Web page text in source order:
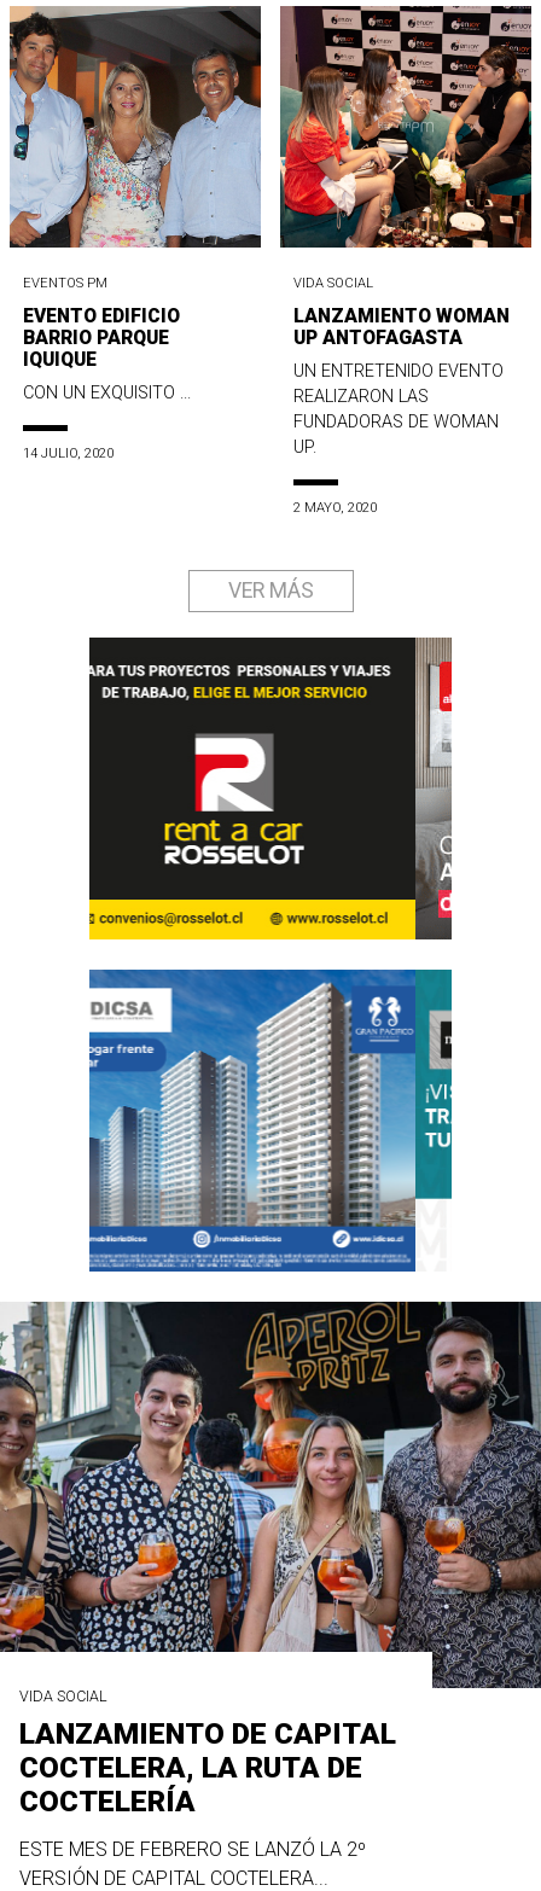
EVENTOS PM
EVENTO EDIFICIO
BARRIO PARQUE
IQUIQUE
CON UN EXQUISITO ...
14 JULIO, 2020
VIDA SOCIAL
LANZAMIENTO WOMAN
UP ANTOFAGASTA
UN ENTRETENIDO EVENTO
REALIZARON LAS
FUNDADORAS DE WOMAN
UP.
2 MAYO, 2020
VER MÁS
VIDA SOCIAL
LANZAMIENTO DE CAPITAL
COCTELERA, LA RUTA DE
COCTELERÍA
ESTE MES DE FEBRERO SE LANZÓ LA 2º
VERSIÓN DE CAPITAL COCTELERA...